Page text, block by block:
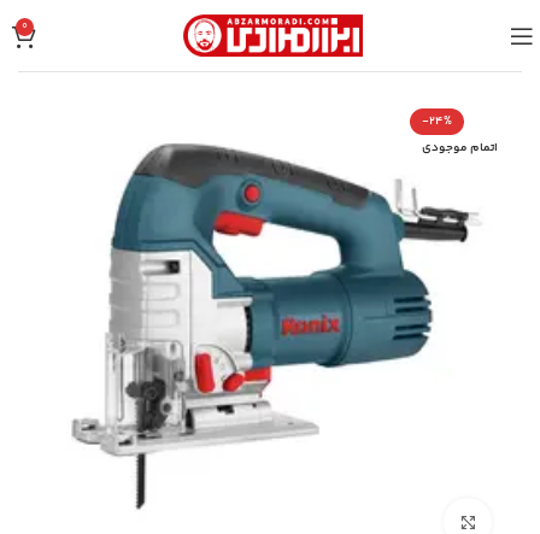
0
-24%
اتمام موجودی